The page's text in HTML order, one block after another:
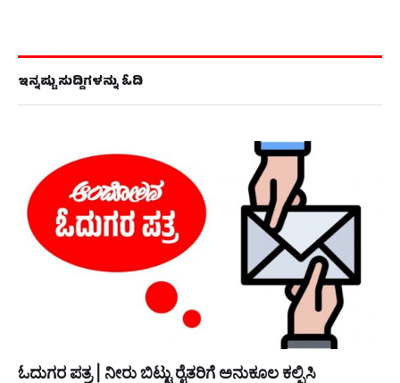
ಇನ್ನಷ್ಟು ಸುದ್ದಿಗಳನ್ನು ಓದಿ
ಓದುಗರ ಪತ್ರ | ನೀರು ಬಿಟ್ಟು ರೈತರಿಗೆ ಅನುಕೂಲ ಕಲ್ಪಿಸಿ